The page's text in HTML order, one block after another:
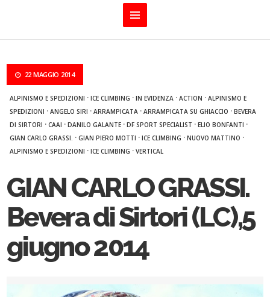
22 MAGGIO 2014
ALPINISMO E SPEDIZIONI ·ICE CLIMBING ·IN EVIDENZA ·ACTION ·ALPINISMO E
SPEDIZIONI ·ANGELO SIRI ·ARRAMPICATA ·ARRAMPICATA SU GHIACCIO ·BEVERA
DI SIRTORI ·CAAI ·DANILO GALANTE ·DF SPORT SPECIALIST ·ELIO BONFANTI ·
GIAN CARLO GRASSI. ·GIAN PIERO MOTTI ·ICE CLIMBING ·NUOVO MATTINO ·
ALPINISMO E SPEDIZIONI ·ICE CLIMBING ·VERTICAL
GIAN CARLO GRASSI.
Bevera di Sirtori (LC),5
giugno 2014